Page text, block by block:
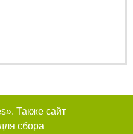
Также сайт
сбора